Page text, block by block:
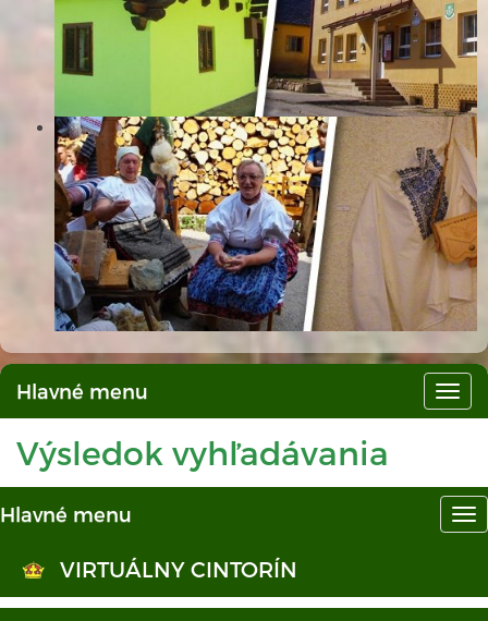
Hlavné menu
Výsledok vyhľadávania
Hlavné menu
VIRTUÁLNY CINTORÍN